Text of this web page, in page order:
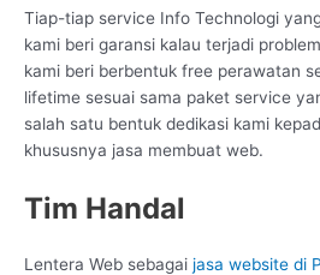
Tiap-tiap service Info Technologi
kami beri garansi kalau terjadi
kami beri berbentuk free perawatan
lifetime sesuai sama paket service
salah satu bentuk dedikasi kami
khususnya jasa membuat web.
Tim Handal
Lentera Web sebagai jasa website di